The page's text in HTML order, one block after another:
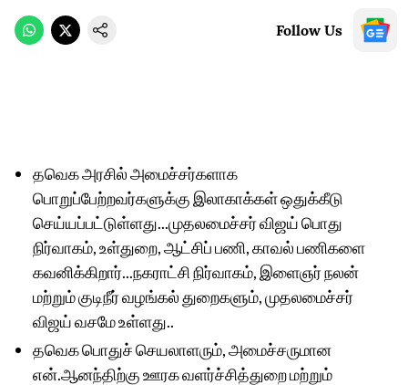
Follow Us
தவெக அரசில் அமைச்சர்களாக
பொறுப்பேற்றவர்களுக்கு இலாகாக்கள் ஒதுக்கீடு
செய்யப்பட்டுள்ளது...முதலமைச்சர் விஜய் பொது
நிர்வாகம், உள்துறை, ஆட்சிப் பணி, காவல் பணிகளை
கவனிக்கிறார்...நகராட்சி நிர்வாகம், இளைஞர் நலன்
மற்றும் குடிநீர் வழங்கல் துறைகளும், முதலமைச்சர்
விஜய் வசமே உள்ளது..
தவெக பொதுச் செயலாளரும், அமைச்சருமான
என்.ஆனந்திற்கு ஊரக வளர்ச்சித்துறை மற்றும்